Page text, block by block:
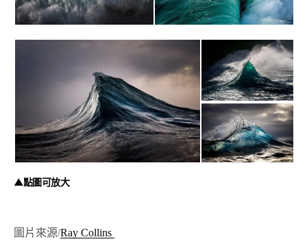
▲點圖可放大
圖片來源/Ray Collins